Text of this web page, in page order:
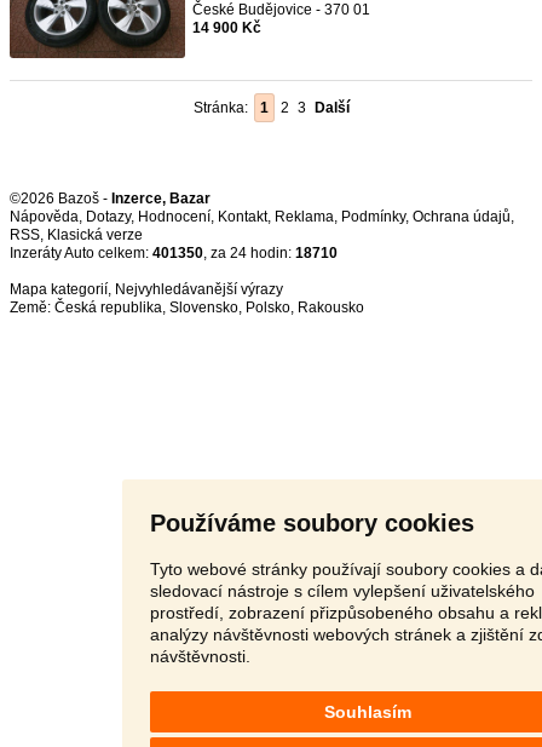
Používáme soubory cookies
Tyto webové stránky používají soubory cookies a
sledovací nástroje s cílem vylepšení uživatelského
prostředí, zobrazení přizpůsobeného obsahu a
analýzy návštěvnosti webových stránek a zjištění
návštěvnosti.
Souhlasím
České Budějovice - 370 01
14 900 Kč
Stránka: 1 2 3 Další
©2026 Bazoš - Inzerce, Bazar
Nápověda, Dotazy, Hodnocení, Kontakt, Reklama, Podmínky, Ochrana údajů,
RSS,
Inzeráty Auto celkem: 401350, za 24 hodin: 18710
Mapa kategorií, Nejvyhledávanější výrazy
Země: Česká republika, Slovensko, Polsko, Rakousko